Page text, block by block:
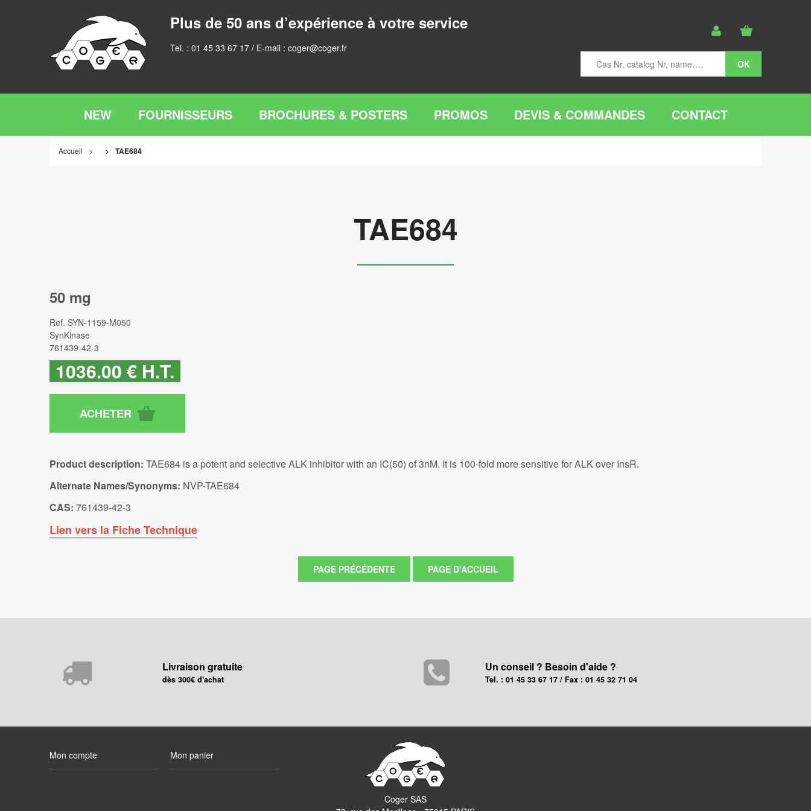
Plus de 50 ans d’expérience à votre service
Tel. : 01 45 33 67 17 / E-mail : coger@coger.fr
NEW FOURNISSEURS BROCHURES & POSTERS PROMOS DEVIS & COMMANDES CONTACT
Accueil TAE684
TAE684
50 mg
Ref. SYN-1159-M050
SynKinase
761439-42-3
1036.00 € H.T.
Product description: TAE684 is a potent and selective ALK inhibitor with an IC(50) of 3nM. It is 100-fold more sensitive for ALK over InsR.
Alternate Names/Synonyms: NVP-TAE684
CAS: 761439-42-3
Lien vers la Fiche Technique
Livraison gratuite
dès 300€ d'achat
Un conseil ? Besoin d'aide ?
Tel. : 01 45 33 67 17 / Fax : 01 45 32 71 04
Mon compte Mon panier
Coger SAS